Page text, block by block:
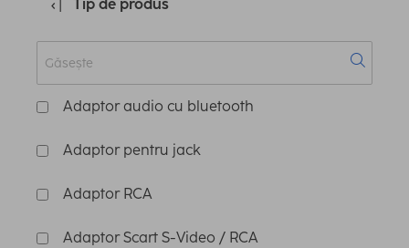
Tip de produs
Adaptor audio cu bluetooth
Adaptor pentru jack
Adaptor RCA
Adaptor Scart S-Video / RCA